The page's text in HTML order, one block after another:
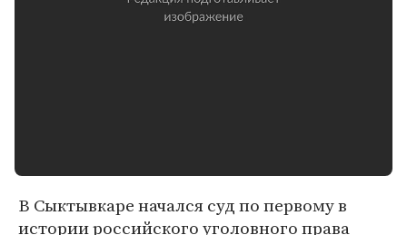
В Сыктывкаре начался суд по первому в
истории российского уголовного права